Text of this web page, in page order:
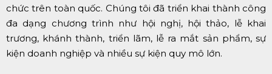
chức trên toàn quốc. Chúng tôi đã triển khai thành công
đa dạng chương trình như hội nghị, hội thảo, lễ khai
trương, khánh thành, triển lãm, lễ ra mắt sản phẩm, sự
kiện doanh nghiệp và nhiều sự kiện quy mô lớn.